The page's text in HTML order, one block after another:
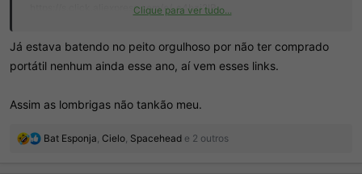
https://s.click.aliexpress.com/e/_c4bzi2IB
✅ Impostos já inclusos no valor
Clique para ver tudo...
Já estava batendo no peito orgulhoso por não ter comprado
portátil nenhum ainda esse ano, aí vem esses links.
Assim as lombrigas não tankão meu.
R
Bat Esponja, Cielo, Spacehead e 2 outros